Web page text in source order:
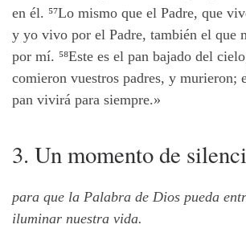
en él. ⁵⁷Lo mismo que el Padre, que
y yo vivo por el Padre, también el que
por mí. ⁵⁸Este es el pan bajado del
comieron vuestros padres, y murieron;
pan vivirá para siempre.»
3. Un momento de
para que la Palabra de Dios pueda
iluminar nuestra vida.